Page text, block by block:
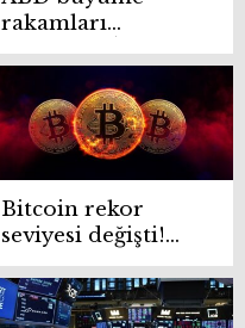
rakamları
açıklandı! İkinci
çeyrekte güçlü
büyüdü
Bitcoin rekor
seviyesi değişti!
Peter Brandt BTC
hedef fiyatını da
açıkladı